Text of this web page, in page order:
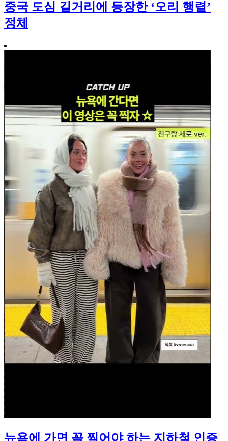
중국 도심 길거리에 등장한 ‘오리 행렬’
정체
뉴욕에 가면 꼭 찍어야 하는 지하철 인증